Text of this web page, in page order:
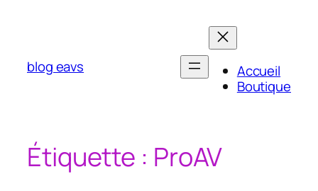
blog eavs
Accueil
Boutique
Étiquette : ProAV